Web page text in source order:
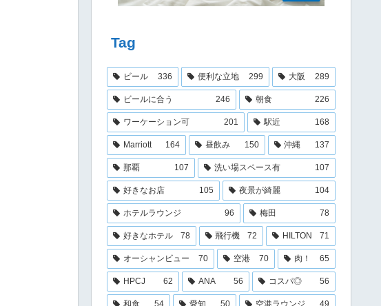
Tag
ビール 336 便利な立地 299 大阪 289
ビールに合う 246 朝食 226
ワーケーション可 201 駅近 168
Marriott 164 昼飲み 150 沖縄 137
那覇 107 洗い場スペース有 107
好きなお店 105 夜景が綺麗 104
ホテルラウンジ 96 梅田 78
好きなホテル 78 飛行機 72 HILTON 71
オーシャンビュー 70 空港 70 肉！ 65
HPCJ 62 ANA 56 コスパ◎ 56
和食 54 愛知 50 空港ラウンジ 49